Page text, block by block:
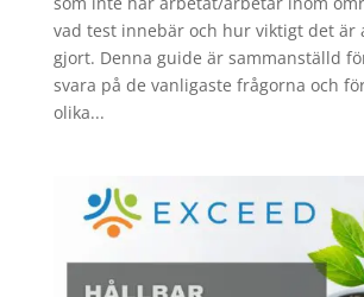
vad test innebär och hur viktigt det är
gjort. Denna guide är sammanställd
svara på de vanligaste frågorna och
olika...